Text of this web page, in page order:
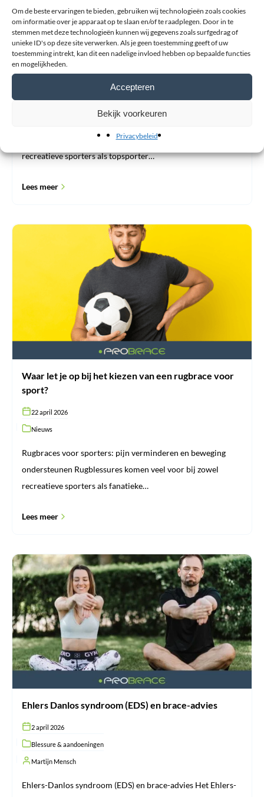
Om de beste ervaringen te bieden, gebruiken wij technologieën zoals cookies
om informatie over je apparaat op te slaan en/of te raadplegen. Door in te
stemmen met deze technologieën kunnen wij gegevens zoals surfgedrag of
unieke ID's op deze site verwerken. Als je geen toestemming geeft of uw
toestemming intrekt, kan dit een nadelige invloed hebben op bepaalde functies
en mogelijkheden.
Accepteren
Bekijk voorkeuren
Privacybeleid
sport?
Waar let u op bij het kiezen van een polsbrace voor
sport?
Blessure & aandoeningen
tijdens sport Polsblessures komen vaak voor bij zowel
recreatieve sporters als topsporter…
Lees meer
voor
sport?
Waar let je op bij het kiezen van een rugbrace voor
sport?
22 april 2026
Nieuws
Rugbraces voor sporters: pijn verminderen en beweging
ondersteunen Rugblessures komen veel voor bij zowel
recreatieve sporters als fanatieke…
Lees meer
Ehlers
Danlos
syndroom
(EDS)
en
brace-
advies
Ehlers Danlos syndroom (EDS) en brace-advies
2 april 2026
Blessure & aandoeningen
Martijn Mensch
Ehlers-Danlos syndroom (EDS) en brace-advies Het Ehlers-